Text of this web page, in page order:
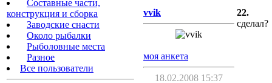
Cоставные части,
конструкция и сборка
Заводские снасти
Около рыбалки
Рыболовные места
Разное
Все пользователи
vvik
моя анкета
18.02.2008 15:37
22.
сделал?